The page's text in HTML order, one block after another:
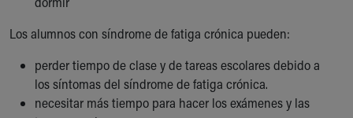
Directions
Doggie Brigade
Financial Services
Rest Accommodations
Visiting
Los alumnos con síndrome de fatiga crónica pueden:
perder tiempo de clase y de tareas escolares debido a
los síntomas del síndrome de fatiga crónica.
necesitar más tiempo para hacer los exámenes y las